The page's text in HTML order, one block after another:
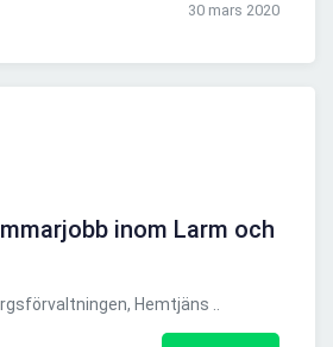
30 mars 2020
inom Larm och
Hemtjäns ..